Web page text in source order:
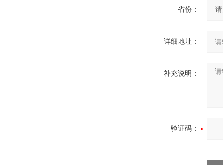
省份：
详细地址：
补充说明：
验证码：